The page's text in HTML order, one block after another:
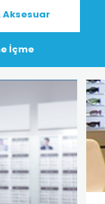
Aksesuar
İçme